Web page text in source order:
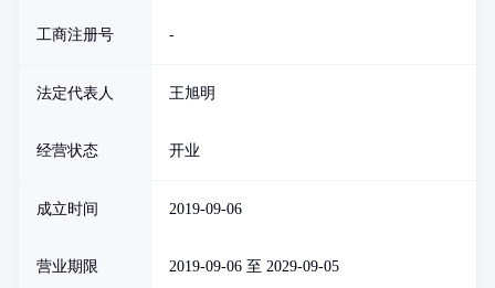
工商注册号 -
法定代表人 王旭明
经营状态 开业
成立时间 2019-09-06
营业期限 2019-09-06 至 2029-09-05